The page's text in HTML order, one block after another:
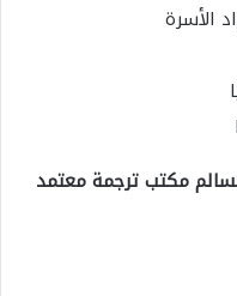
الأسرة
مكتب ترجمة معتمد